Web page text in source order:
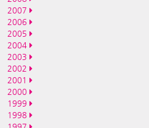
2007
2006
2005
2004
2003
2002
2001
2000
1999
1998